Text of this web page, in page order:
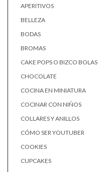
APERITIVOS
BELLEZA
BODAS
BROMAS
CAKE POPS O BIZCO BOLAS
CHOCOLATE
COCINA EN MINIATURA
COCINAR CON NIÑOS
COLLARES Y ANILLOS
CÓMO SER YOUTUBER
COOKIES
CUPCAKES